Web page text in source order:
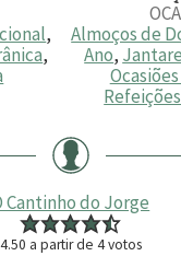
,
,
Almoços de
Ano,
Cantinho do Jorge
4.50 a partir de 4votos